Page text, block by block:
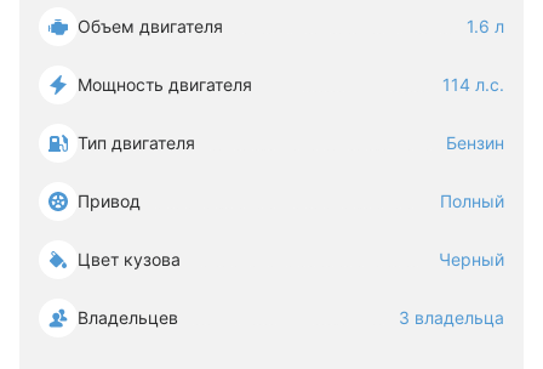
Объем двигателя 1.6 л
Мощность двигателя 114 л.с.
Тип двигателя Бензин
Привод Полный
Цвет кузова Черный
Владельцев 3 владельца